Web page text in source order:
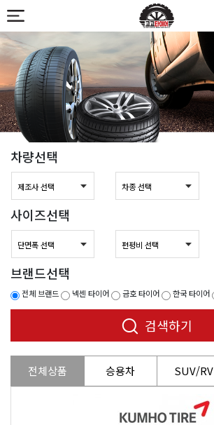
차량선택
사이즈선택
브랜드선택
전체 브랜드 넥센 타이어 금호 타이어 한국 타이어
검색하기
전체상품 승용차 SUV/RV